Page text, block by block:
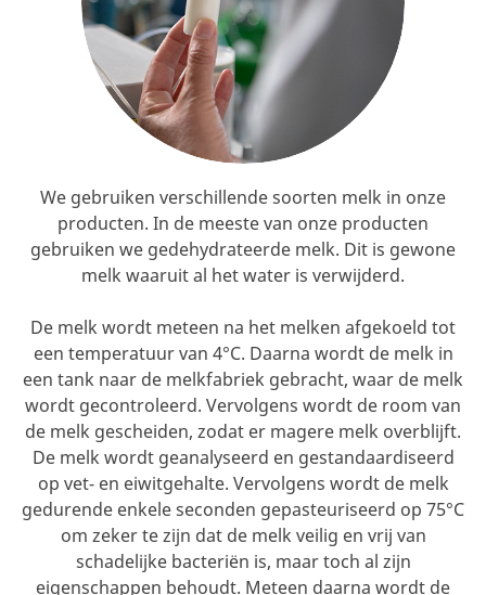
We gebruiken verschillende soorten melk in onze
producten. In de meeste van onze producten
gebruiken we gedehydrateerde melk. Dit is gewone
melk waaruit al het water is verwijderd.
De melk wordt meteen na het melken afgekoeld tot
een temperatuur van 4°C. Daarna wordt de melk in
een tank naar de melkfabriek gebracht, waar de melk
wordt gecontroleerd. Vervolgens wordt de room van
de melk gescheiden, zodat er magere melk overblijft.
De melk wordt geanalyseerd en gestandaardiseerd
op vet- en eiwitgehalte. Vervolgens wordt de melk
gedurende enkele seconden gepasteuriseerd op 75°C
om zeker te zijn dat de melk veilig en vrij van
schadelijke bacteriën is, maar toch al zijn
eigenschappen behoudt. Meteen daarna wordt de